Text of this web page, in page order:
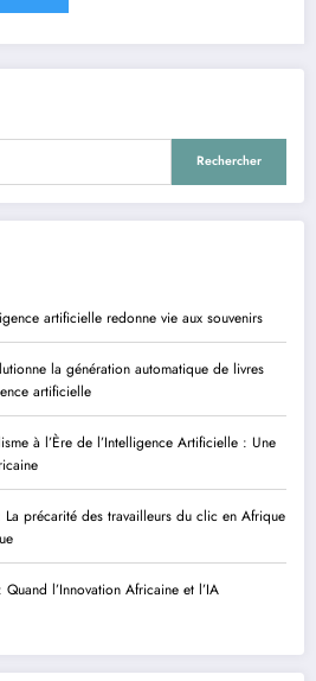
Rechercher
artificielle redonne vie aux souvenirs
la génération automatique de livres
artificielle
à l’Ère de l’Intelligence Artificielle : Une
La précarité des travailleurs du clic en Afrique
Quand l’Innovation Africaine et l’IA